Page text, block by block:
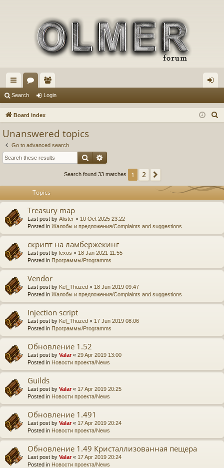
ui
ck
or
u
e
m in
Search Login
Board index
Unanswered topics
Go to advanced search
Search
Search found 33 matches 1 2
Topics
Treasury map
Last post by Alister « 10 Oct 2025 23:22
Posted in Жалобы и предложения/Complaints and suggestions
скрипт на ламбержекинг
Last post by lexos « 18 Jan 2021 11:55
Posted in Программы/Programms
Vendor
Last post by Kel_Thuzed « 18 Jun 2019 09:47
Posted in Жалобы и предложения/Complaints and suggestions
Injection script
Last post by Kel_Thuzed « 17 Jun 2019 08:06
Posted in Программы/Programms
Обновление 1.52
Last post by Valar« 29 Apr 2019 13:00
Posted in Новости проекта/News
Guilds
Last post by Valar« 17 Apr 2019 20:25
Posted in Новости проекта/News
Обновление 1.491
Last post by Valar« 17 Apr 2019 20:24
Posted in Новости проекта/News
Обновление 1.49 Кристаллизованная пещера
Last post by Valar« 17 Apr 2019 20:24
Posted in Новости проекта/News